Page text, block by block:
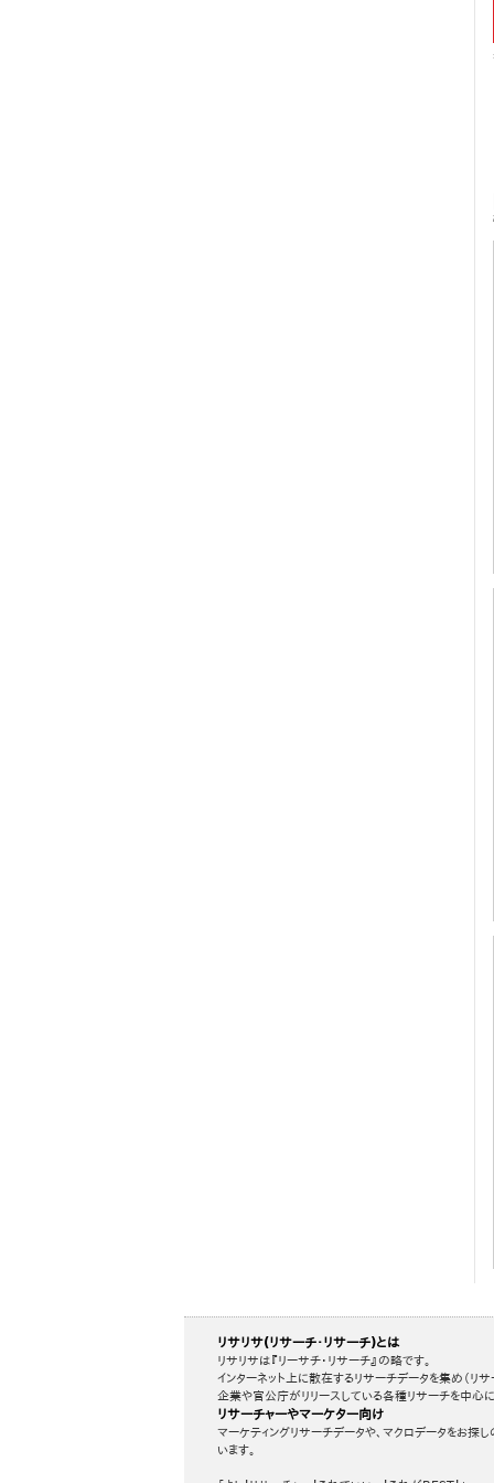
リサリサ(リサーチ・リサーチ)とは
リサリサは『リーサチ・リサーチ』の略です。
インターネット上に散在するリサーチデータを集め（リ
企業や官公庁がリリースしている各種リサーチを中心
リサーチャーやマーケター向け
マーケティングリサーチデータや、マクロデータをお探
います。